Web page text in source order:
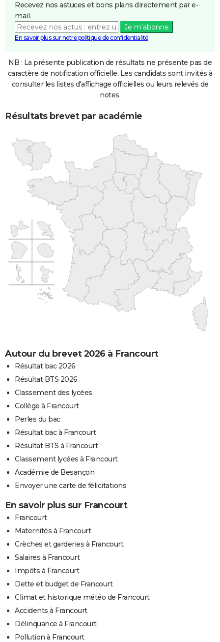
Recevez nos astuces et bons plans directement par e-
mail.
Je m'abonne
En savoir plus sur notre politique de confidentialité
NB : La présente publication de résultats ne présente pas de
caractère de notification officielle. Les candidats sont invités à
consulter les listes d'affichage officielles ou leurs relevés de
notes.
Résultats brevet par académie
Autour du brevet 2026 à Francourt
Résultat bac 2026
Résultat BTS 2026
Classement des lycées
Collège à Francourt
Perles du bac
Résultat bac à Francourt
Résultat BTS à Francourt
Classement lycées à Francourt
Académie de Besançon
Envoyer une carte de félicitations
En savoir plus sur Francourt
Francourt
Maternités à Francourt
Crèches et garderies à Francourt
Salaires à Francourt
Impôts à Francourt
Dette et budget de Francourt
Climat et historique météo de Francourt
Accidents à Francourt
Délinquance à Francourt
Pollution à Francourt